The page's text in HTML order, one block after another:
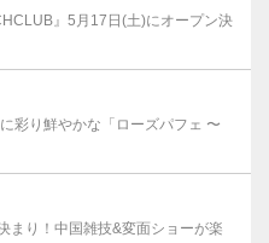
』5月17日(土)にオープン決
彩り鮮やかな「ローズパフェ 〜
まり！中国雑技&変面ショーが楽